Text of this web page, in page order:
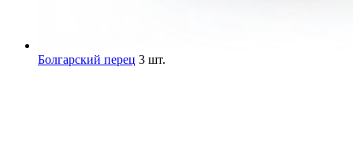
Болгарский перец 3 шт.